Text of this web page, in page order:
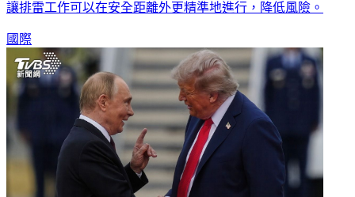
讓排雷工作可以在安全距離外更精準地進行，降低風險。
國際